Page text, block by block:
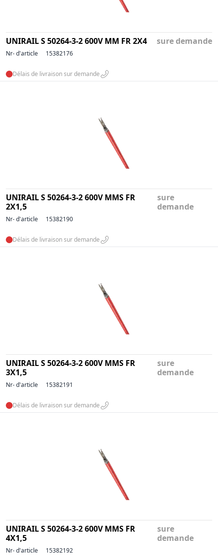
UNIRAIL S 50264-3-2 600V MM FR 2X4 sure demande
Nr- d'article 15382176
Délais de livraison sur demande
UNIRAIL S 50264-3-2 600V MMS FR
2X1,5
sure
demande
Nr- d'article 15382190
Délais de livraison sur demande
UNIRAIL S 50264-3-2 600V MMS FR
3X1,5
sure
demande
Nr- d'article 15382191
Délais de livraison sur demande
UNIRAIL S 50264-3-2 600V MMS FR
4X1,5
sure
demande
Nr- d'article 15382192